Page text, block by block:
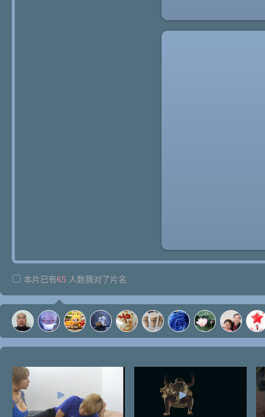
本片已有65 人数猜对了片名